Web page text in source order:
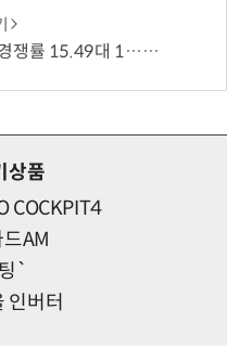
1…최근 5년간 지원자 62% ↑
상품
COCKPIT4
AM
`
인버터